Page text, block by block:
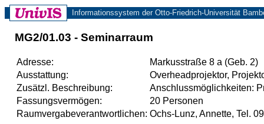
Informationssystem der Otto-Friedrich-Universität
MG2/01.03 - Seminarraum
Adresse:
Markusstraße 8 a (Geb. 2)
Ausstattung:
Overheadprojektor,
Zusätzl. Beschreibung:
Anschlussmöglichkeiten:
Fassungsvermögen:
20 Personen
Raumvergabeverantwortlichen: Ochs-Lunz, Annette, Tel.